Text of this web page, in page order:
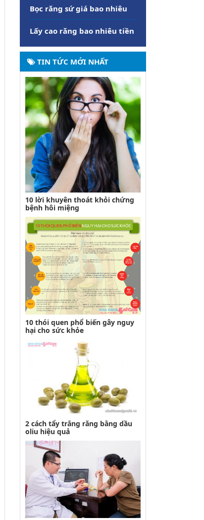
Bọc răng sứ giá bao nhiêu
Lấy cao răng bao nhiêu tiền
TIN TỨC MỚI NHẤT
10 lời khuyên thoát khỏi chứng
bệnh hôi miệng
10 thói quen phổ biến gây nguy
hại cho sức khỏe
2 cách tẩy trắng răng bằng dầu
oliu hiệu quả